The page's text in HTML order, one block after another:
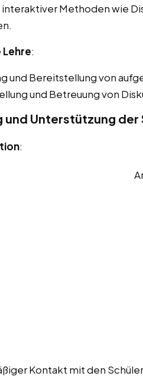
interaktiver Methoden wie
:
und Bereitstellung von
und Betreuung von
und Unterstützung der
:
Kontakt mit den